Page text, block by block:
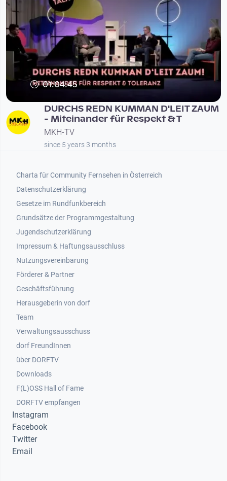
01:04:45
DURCHS REDN KUMMAN D'LEIT ZAUM
- Miteinander für Respekt & T
MKH-TV
since 5 years 3 months
Footer 1
Charta für Community Fernsehen in Österreich
Datenschutzerklärung
Gesetze im Rundfunkbereich
Grundsätze der Programmgestaltung
Jugendschutzerklärung
Impressum & Haftungsausschluss
Nutzungsvereinbarung
Footer 2
Förderer & Partner
Geschäftsführung
Herausgeberin von dorf
Team
Verwaltungsausschuss
dorf FreundInnen
Footer 3
über DORFTV
Downloads
F(L)OSS Hall of Fame
Footer 4
DORFTV empfangen
Instagram
Facebook
Twitter
Email